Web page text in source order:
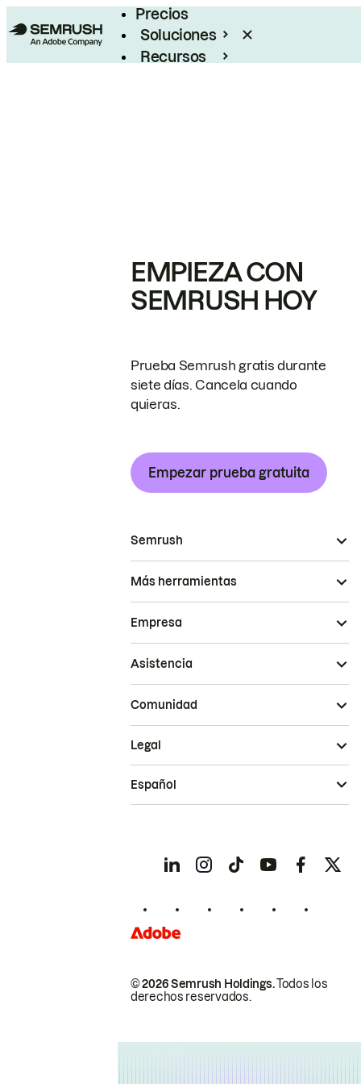
Precios
Soluciones
Recursos
EMPIEZA CON
SEMRUSH HOY
Prueba Semrush gratis durante
siete días. Cancela cuando
quieras.
Empezar prueba gratuita
Semrush
Más herramientas
Empresa
Asistencia
Comunidad
© 2026 Semrush Holdings.Todos los
derechos reservados.
Legal
Español